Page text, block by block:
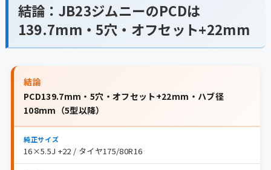
結論：JB23ジムニーのPCDは
139.7mm・5穴・オフセット+22mm
結論
PCD139.7mm・5穴・オフセット+22mm・ハブ径
108mm（5型以降）
純正サイズ
16×5.5J +22 / タイヤ175/80R16